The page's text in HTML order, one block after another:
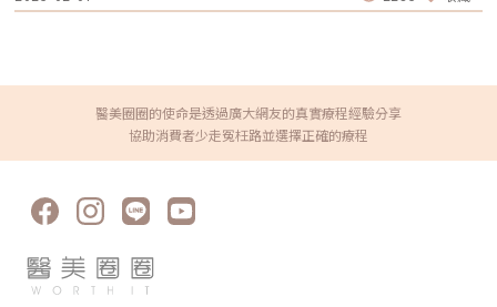
的療程會使皮膚逐漸邁向光滑、健康的狀態。當擁有真正健康的皮膚，肌膚
溫馨提醒★小編要提醒大家，醫療並非單純的商業交易，所有的療程都伴隨
配PRP生髮治療，除了可以幫助傷口復原之外，還能提升新生毛髮的存活度
每個人的身體狀況不同，確切的施打頻率還是要以專業醫師評估為主，診所
定價上，PRP生髮療程費用約落在15,000～20,000元之間，提供給大家參
考，但實際費用仍需以診所定價為主。《點擊看完整文章介紹》文章轉載自
「首盛診所-簡銘成醫師專欄」
背後的原因，才能找到適合自己的解決方案。以下整理出女性禿頭的常見原
致「休止期掉髮」。4. 頭皮健康問題脂溢性皮膚炎、頭皮發炎、乾燥或油脂
過多，都可能影響毛囊環境，導致髮根脆弱、容易掉落。5. 營養不良或飲食
不均衡缺乏蛋白質、鐵質、維生素B群、鋅等關鍵營養素，會影響頭髮的生
養攝取不足，讓身體進入「能量保護模式」，減少對毛髮的營養供應，導致
大範圍掉髮。8. 自體免疫疾病如甲狀腺功能異常（甲狀腺低下或亢進）、紅
10. 頭髮長期受到拉扯長期紮緊馬尾、編髮，或戴過緊的假髮、髮箍，可能
導致「牽引性掉髮」，使髮際線逐漸後退。女性禿頭怎麼改善？掌握這 7 大
養髮關鍵想改善女性禿頭，關鍵在於調整體內外因素，包括營養攝取、頭皮
醫美圈圈的使命是透過廣大網友的真實療程經驗分享
協助消費者少走冤枉路並選擇正確的療程